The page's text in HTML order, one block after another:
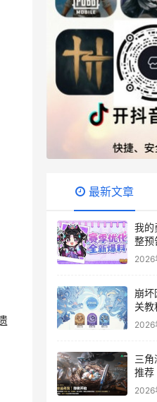
最新文章
我的
整预
2026
崩坏
关教
2026
三角
推荐
2026